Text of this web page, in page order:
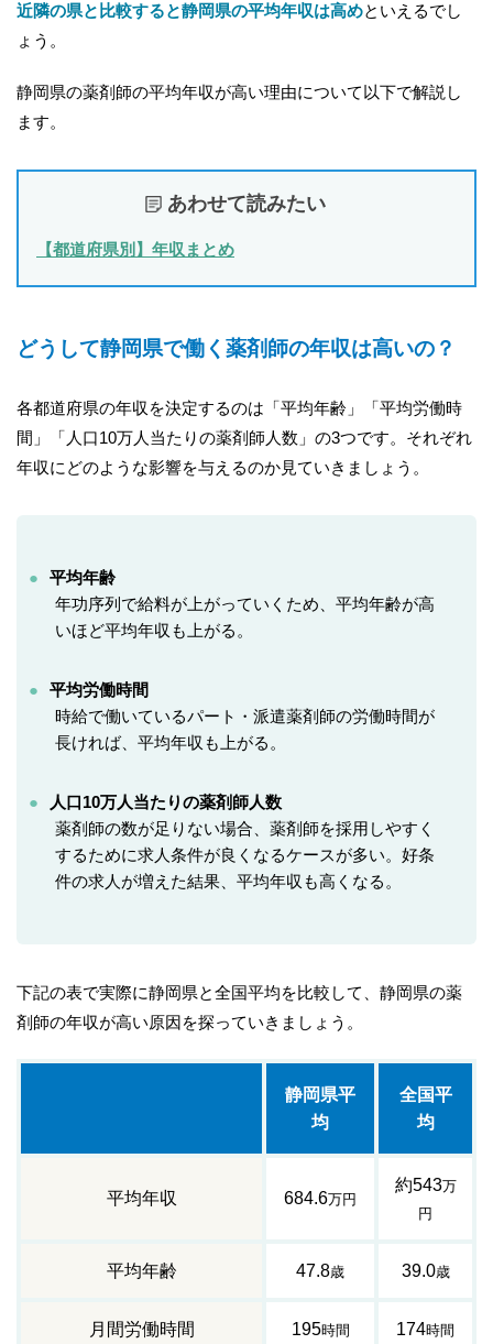
近隣の県と比較すると静岡県の平均年収は高めといえるでし
ょう。
静岡県の薬剤師の平均年収が高い理由について以下で解説し
ます。
あわせて読みたい
【都道府県別】年収まとめ
どうして静岡県で働く薬剤師の年収は高いの？
各都道府県の年収を決定するのは「平均年齢」「平均労働時
間」「人口10万人当たりの薬剤師人数」の3つです。それぞれ
年収にどのような影響を与えるのか見ていきましょう。
平均年齢
年功序列で給料が上がっていくため、平均年齢が高
いほど平均年収も上がる。
平均労働時間
時給で働いているパート・派遣薬剤師の労働時間が
長ければ、平均年収も上がる。
人口10万人当たりの薬剤師人数
薬剤師の数が足りない場合、薬剤師を採用しやすく
するために求人条件が良くなるケースが多い。好条
件の求人が増えた結果、平均年収も高くなる。
下記の表で実際に静岡県と全国平均を比較して、静岡県の薬
剤師の年収が高い原因を探っていきましょう。
静岡県平
均
全国平
均
平均年収 684.6万円
約543万
円
平均年齢 47.8歳 39.0歳
月間労働時間 195時間 174時間